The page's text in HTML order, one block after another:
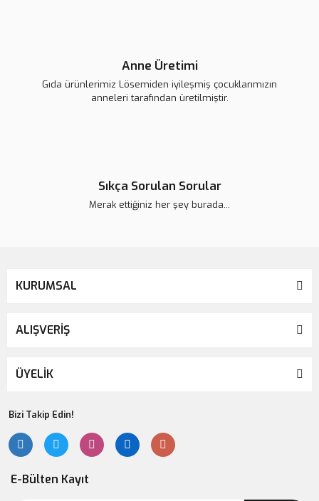
Anne Üretimi
Gıda ürünlerimiz Lösemiden iyileşmiş çocuklarımızın
anneleri tarafından üretilmiştir.
Sıkça Sorulan Sorular
Merak ettiğiniz her şey burada...
KURUMSAL
ALIŞVERİŞ
ÜYELİK
Bizi Takip Edin!
E-Bülten Kayıt